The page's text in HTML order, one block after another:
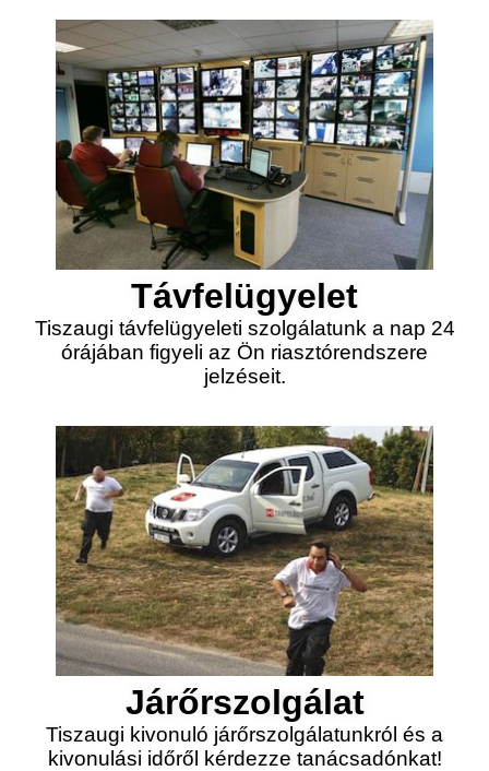
Távfelügyelet
Tiszaugi távfelügyeleti szolgálatunk a nap 24
órájában figyeli az Ön riasztórendszere
jelzéseit.
Járőrszolgálat
Tiszaugi kivonuló járőrszolgálatunkról és a
kivonulási időről kérdezze tanácsadónkat!